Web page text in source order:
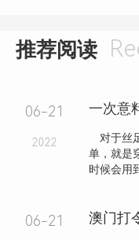
推荐阅读
06-21
2022
一次意
对于丝
单，就是
时候会用
06-21 澳门打